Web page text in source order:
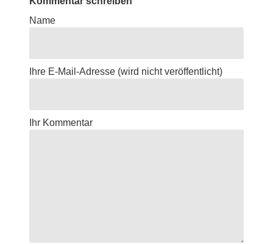
Name
Ihre E-Mail-Adresse (wird nicht veröffentlicht)
Ihr Kommentar